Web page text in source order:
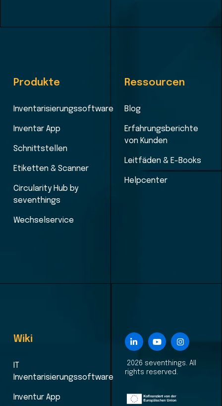
Produkte
Inventarisierungssoftware
Inventar App
Schnittstellen
Etiketten & Scanner
Circularity Hub by
seventhings
Wechselservice
2026 seventhings. All
rights reserved.
Ressourcen
Blog
Erfahrungsberichte
von Kunden
Leitfäden & E-Books
Helpcenter
Wiki
IT
Inventarisierungssoftware
Inventur App